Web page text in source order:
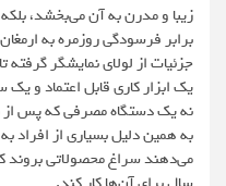
زیبا و مدرن به آن می‌بخشد،
برابر فرسودگی روزمره به
جزئیات از لولای نمایشگر گرفته
یک ابزار کاری قابل اعتماد و
نه یک دستگاه مصرفی که پس از
به همین دلیل بسیاری از افراد
می‌دهند سراغ محصولاتی بروند